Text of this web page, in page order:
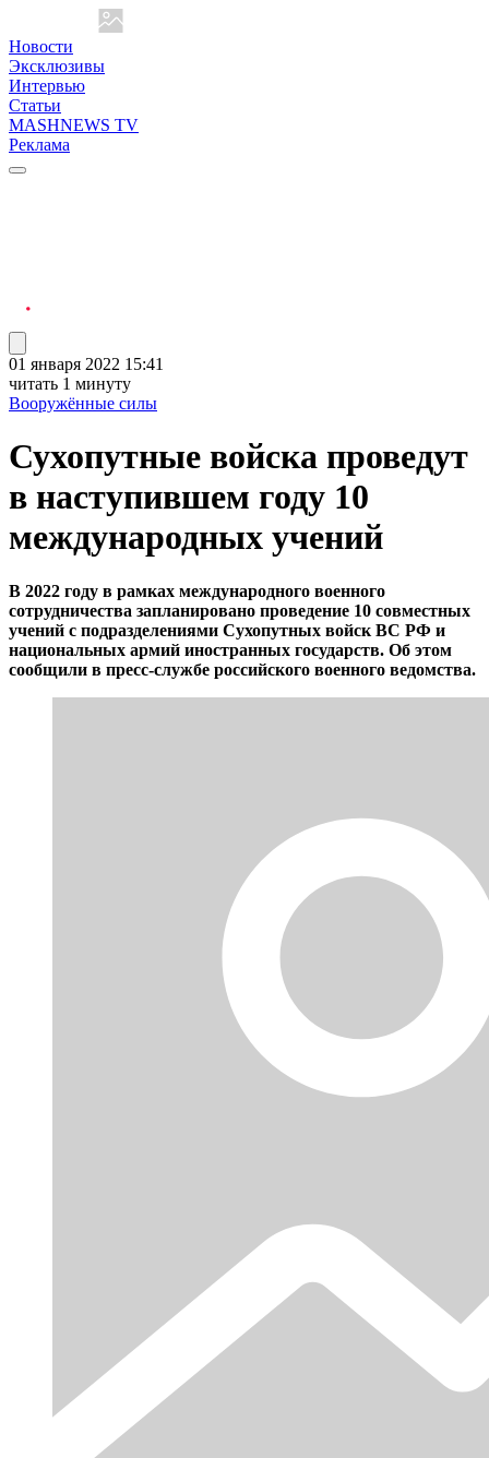
Новости
Эксклюзивы
Интервью
Статьи
MASHNEWS TV
Реклама
01 января 2022 15:41
читать 1 минуту
Вооружённые силы
Сухопутные войска проведут
в наступившем году 10
международных учений
В 2022 году в рамках международного военного
сотрудничества запланировано проведение 10 совместных
учений с подразделениями Сухопутных войск ВС РФ и
национальных армий иностранных государств. Об этом
сообщили в пресс-службе российского военного ведомства.